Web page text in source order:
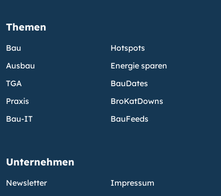
Themen
Bau
Ausbau
TGA
Praxis
Bau-IT
Hotspots
Energie sparen
BauDates
BroKatDowns
BauFeeds
Unternehmen
Newsletter
Impressum